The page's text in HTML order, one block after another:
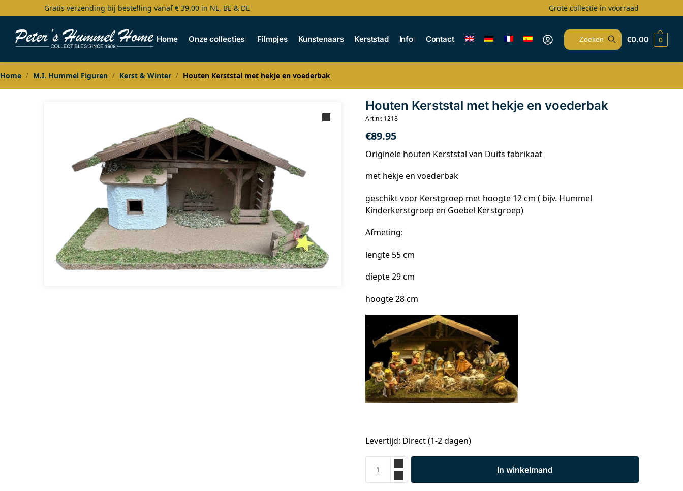
Gratis verzending bij bestelling vanaf € 39,00 in NL, BE & DE Grote collectie in voorraad
Home Onze collecties Filmpjes Kunstenaars Kerststad Info Contact
Search
€0.00 0
Home / M.I. Hummel Figuren / Kerst & Winter / Houten Kerststal met hekje en voederbak
Houten Kerststal met hekje en voederbak
Art.nr. 1218
€89.95
Originele houten Kerststal van Duits fabrikaat
met hekje en voederbak
geschikt voor Kerstgroep met hoogte 12 cm ( bijv. Hummel
Kinderkerstgroep en Goebel Kerstgroep)
Afmeting:
lengte 55 cm
diepte 29 cm
hoogte 28 cm
Levertijd: Direct (1-2 dagen)
In winkelmand